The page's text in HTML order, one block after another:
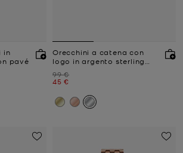
in
pavé
Orecchini a catena con
logo in argento sterling
prezioso
Prezzo iniziale
99 €
Prezzo attuale
45 €